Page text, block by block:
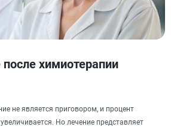
химиотерапии
не является приговором, и процент
Но лечение представляет